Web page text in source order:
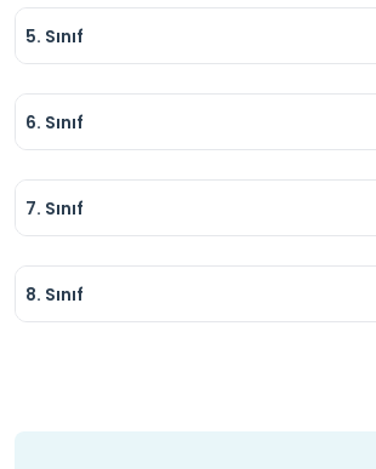
5. Sınıf
6. Sınıf
7. Sınıf
8. Sınıf